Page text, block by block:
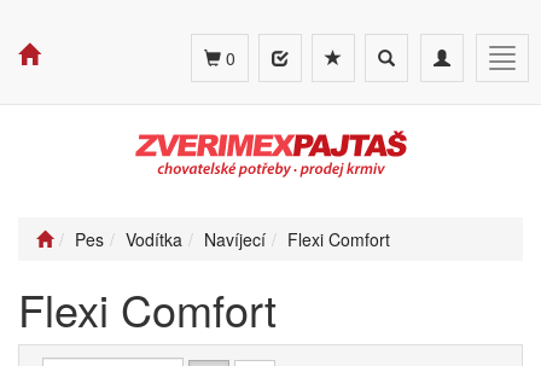
Toggle
navigation
Toggle
search
0
Pes Vodítka Navíjecí Flexi Comfort
Flexi Comfort